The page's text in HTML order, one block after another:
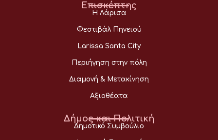
Επισκέπτης
Η Λάρισα
Φεστιβάλ Πηνειού
Larissa Santa City
Περιήγηση στην πόλη
Διαμονή & Μετακίνηση
Αξιοθέατα
Δήμος και Πολιτική
Δημοτικό Συμβούλιο